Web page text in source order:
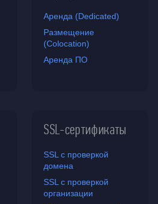
Аренда (Dedicated)
Размещение
(Colocation)
Аренда ПО
SSL-сертификаты
SSL с проверкой
домена
SSL с проверкой
организации